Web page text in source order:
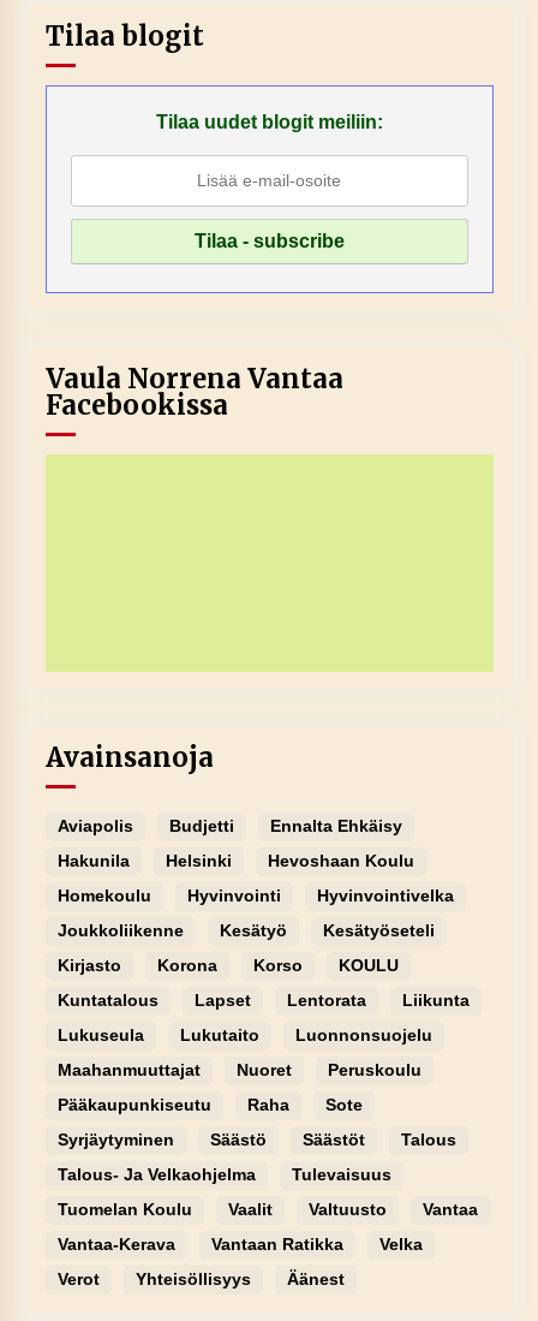
Tilaa blogit
Tilaa uudet blogit meiliin:
Vaula Norrena Vantaa
Facebookissa
Avainsanoja
Aviapolis Budjetti
Ennalta Ehkäisy
Hakunila
Helsinki
Hevoshaan Koulu
Homekoulu
Hyvinvointi
Hyvinvointivelka
Joukkoliikenne
Kesätyö
Kesätyöseteli
Kirjasto
Korona Korso
KOULU
Kuntatalous
Lapset Lentorata
Liikunta
Lukuseula
Lukutaito
Luonnonsuojelu
Maahanmuuttajat
Nuoret
Peruskoulu
Pääkaupunkiseutu
Raha
Sote
Syrjäytyminen
Säästö Säästöt
Talous
Talous- Ja Velkaohjelma
Tulevaisuus
Tuomelan Koulu
Vaalit Valtuusto
Vantaa
Vantaa-Kerava
Vantaan Ratikka
Velka
Verot
Yhteisöllisyys Äänest